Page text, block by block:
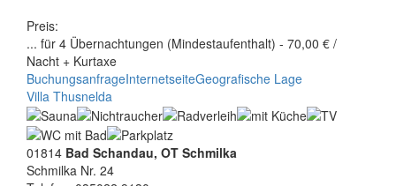
Preis:
... für 4 Übernachtungen (Mindestaufenthalt) - 70,00 € /
Nacht + Kurtaxe
BuchungsanfrageInternetseiteGeografische Lage
Villa Thusnelda
01814 Bad Schandau, OT Schmilka
Schmilka Nr. 24